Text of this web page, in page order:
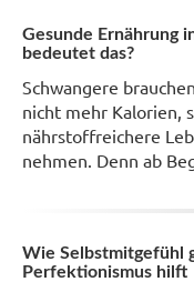
Gesunde Ernährung
bedeutet das?
Schwangere
nicht mehr Kalorien,
nährstoffreichere
nehmen. Denn ab
Wie Selbstmitgefühl
Perfektionismus hilft